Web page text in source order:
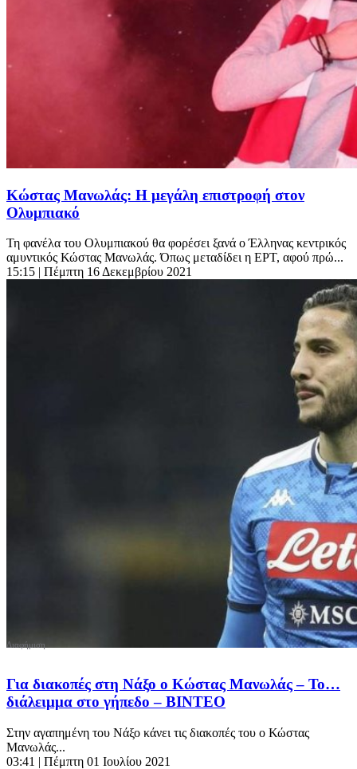
Κώστας Μανωλάς: Η μεγάλη επιστροφή στον
Ολυμπιακό
Τη φανέλα του Ολυμπιακού θα φορέσει ξανά ο Έλληνας κεντρικός
αμυντικός Κώστας Μανωλάς. Όπως μεταδίδει η ΕΡΤ, αφού πρώ...
15:15 | Πέμπτη 16 Δεκεμβρίου 2021
Για διακοπές στη Νάξο ο Κώστας Μανωλάς – Το…
διάλειμμα στο γήπεδο – BINTEO
Στην αγαπημένη του Νάξο κάνει τις διακοπές του ο Κώστας
Μανωλάς...
03:41 | Πέμπτη 01 Ιουλίου 2021